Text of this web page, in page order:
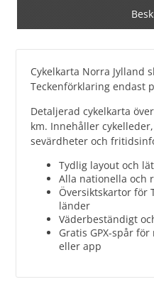
Cykelkarta Norra Jylland
Teckenförklaring endast
Detaljerad cykelkarta
km. Innehåller
sevärdheter och
Tydlig layout och
Alla nationella och
Översiktskartor för
länder
Väderbeständigt
Gratis GPX-spår
eller app